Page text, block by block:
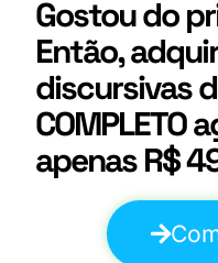
Gostou do
Então,
discursivas
COMPLETO
apenas R$